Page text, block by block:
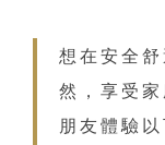
想在安全
然，享受
朋友體驗